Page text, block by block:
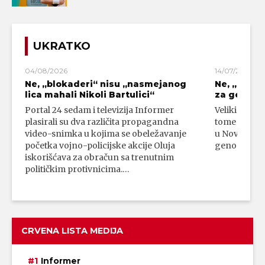
UKRATKO
04/08/2026
Ne, „blokaderi“ nisu „nasmejanog
lica mahali Nikoli Bartulici“
Portal 24 sedam i televizija Informer
plasirali su dva različita propagandna
video-snimka u kojima se obeležavanje
početka vojno-policijske akcije Oluja
iskorišćava za obračun sa trenutnim
političkim protivnicima.…
14/07/2026
Ne,
za
Veliki broj
tome da su
u Novom
genocidni
CRVENA LISTA MEDIJA
Informer